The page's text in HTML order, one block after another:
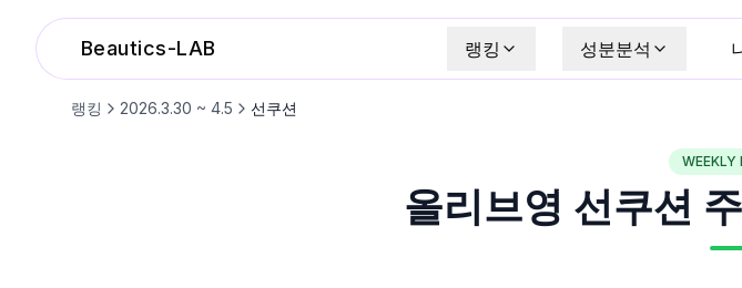
Beautics-LAB 랭킹 성분분석
랭킹 2026.3.30 ~ 4.5 선쿠션
WEEKLY
올리브영 선쿠션